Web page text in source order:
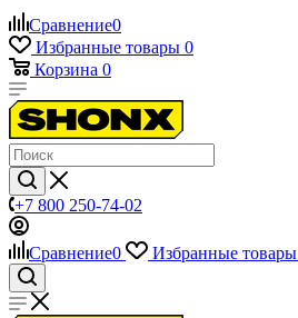
Сравнение0
Избранные товары 0
Корзина 0
+7 800 250-74-02
Сравнение0 Избранные товары